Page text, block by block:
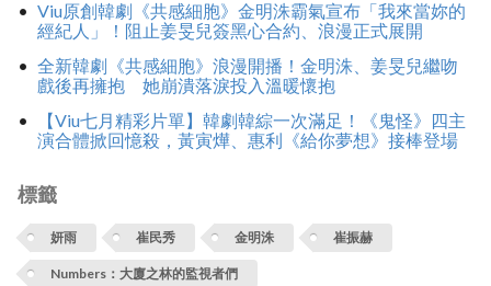
Viu原創韓劇《共感細胞》金明洙霸氣宣布「我來當妳的
經紀人」！阻止姜旻兒簽黑心合約、浪漫正式展開
全新韓劇《共感細胞》浪漫開播！金明洙、姜旻兒繼吻
戲後再擁抱 她崩潰落淚投入溫暖懷抱
【Viu七月精彩片單】韓劇韓綜一次滿足！《鬼怪》四主
演合體掀回憶殺，黃寅燁、惠利《給你夢想》接棒登場
標籤
妍雨 崔民秀 金明洙 崔振赫
Numbers：大廈之林的監視者們